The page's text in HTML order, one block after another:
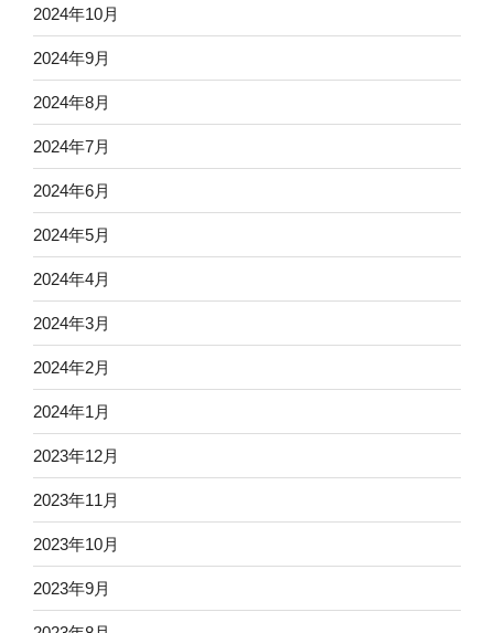
2024年10月
2024年9月
2024年8月
2024年7月
2024年6月
2024年5月
2024年4月
2024年3月
2024年2月
2024年1月
2023年12月
2023年11月
2023年10月
2023年9月